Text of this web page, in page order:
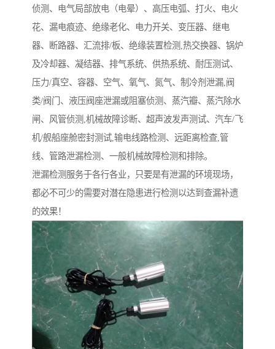
侦测、电气局部放电（电晕）、高压电弧、打火、电火
花、漏电痕迹、绝缘老化、电力开关、变压器、继电
器、断路器、汇流排/板、绝缘装置检测,热交换器、锅炉
及冷却器、凝结器、排气系统、供热系统、耐压测试、
压力/真空、容器、空气、氧气、氮气、制冷剂泄漏,阀
类/阀门、液压阀座泄漏或阻塞侦测、蒸汽瓣、蒸汽除水
闸、风管侦测,机械故障诊断、超声波发声测试、汽车/飞
机/舰船座舱密封测试,输电线路检测、远距离检查,管
线、管路泄漏检测、一般机械故障检测和排除。
泄漏检测服务于各行各业，只要是有泄漏的环境现场，
都必不可少的需要对潜在隐患进行检测以达到查漏补遗
的效果！